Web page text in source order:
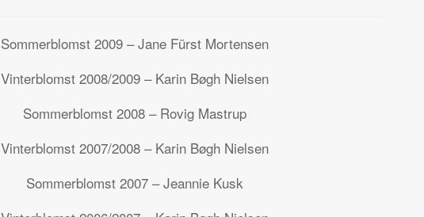
Sommerblomst 2009 – Jane Fürst Mortensen
Vinterblomst 2008/2009 – Karin Bøgh Nielsen
Sommerblomst 2008 – Rovig Mastrup
Vinterblomst 2007/2008 – Karin Bøgh Nielsen
Sommerblomst 2007 – Jeannie Kusk